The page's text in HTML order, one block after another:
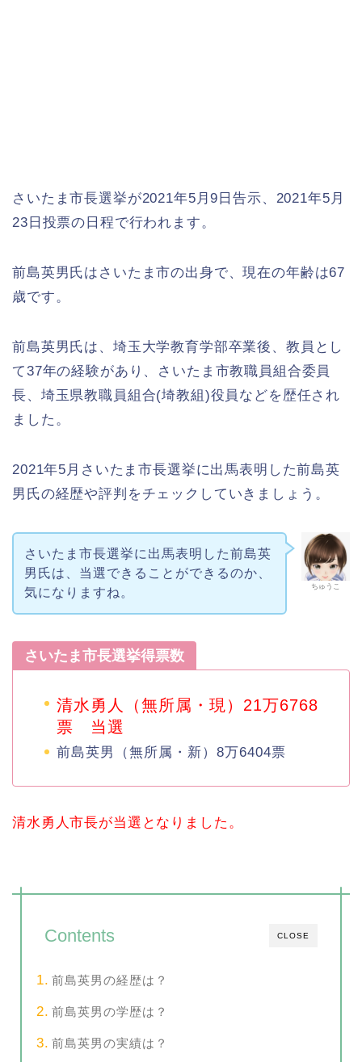
さいたま市長選挙が2021年5月9日告示、2021年5月
23日投票の日程で行われます。
前島英男氏はさいたま市の出身で、現在の年齢は67
歳です。
前島英男氏は、埼玉大学教育学部卒業後、教員とし
て37年の経験があり、さいたま市教職員組合委員
長、埼玉県教職員組合(埼教組)役員などを歴任され
ました。
2021年5月さいたま市長選挙に出馬表明した前島英
男氏の経歴や評判をチェックしていきましょう。
ちゅうこ
さいたま市長選挙に出馬表明した前島英
男氏は、当選できることができるのか、
気になりますね。
さいたま市長選挙得票数
清水勇人（無所属・現）21万6768
票 当選
前島英男（無所属・新）8万6404票
清水勇人市長が当選となりました。
CLOSE
Contents
前島英男の経歴は？
前島英男の学歴は？
前島英男の実績は？